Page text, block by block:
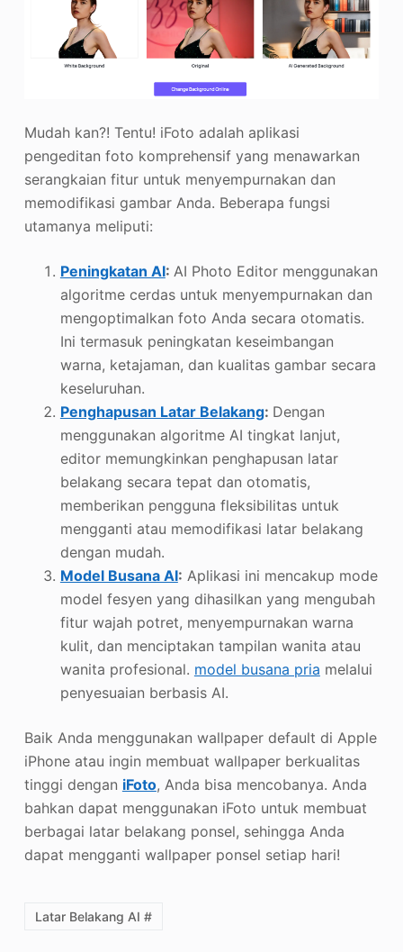
Mudah kan?! Tentu! iFoto adalah aplikasi
pengeditan foto komprehensif yang menawarkan
serangkaian fitur untuk menyempurnakan dan
memodifikasi gambar Anda. Beberapa fungsi
utamanya meliputi:
Peningkatan AI: AI Photo Editor menggunakan
algoritme cerdas untuk menyempurnakan dan
mengoptimalkan foto Anda secara otomatis.
Ini termasuk peningkatan keseimbangan
warna, ketajaman, dan kualitas gambar secara
keseluruhan.
Penghapusan Latar Belakang: Dengan
menggunakan algoritme AI tingkat lanjut,
editor memungkinkan penghapusan latar
belakang secara tepat dan otomatis,
memberikan pengguna fleksibilitas untuk
mengganti atau memodifikasi latar belakang
dengan mudah.
Model Busana AI: Aplikasi ini mencakup mode
model fesyen yang dihasilkan yang mengubah
fitur wajah potret, menyempurnakan warna
kulit, dan menciptakan tampilan wanita atau
wanita profesional. model busana pria melalui
penyesuaian berbasis AI.
Baik Anda menggunakan wallpaper default di Apple
iPhone atau ingin membuat wallpaper berkualitas
tinggi dengan iFoto, Anda bisa mencobanya. Anda
bahkan dapat menggunakan iFoto untuk membuat
berbagai latar belakang ponsel, sehingga Anda
dapat mengganti wallpaper ponsel setiap hari!
Latar Belakang AI #